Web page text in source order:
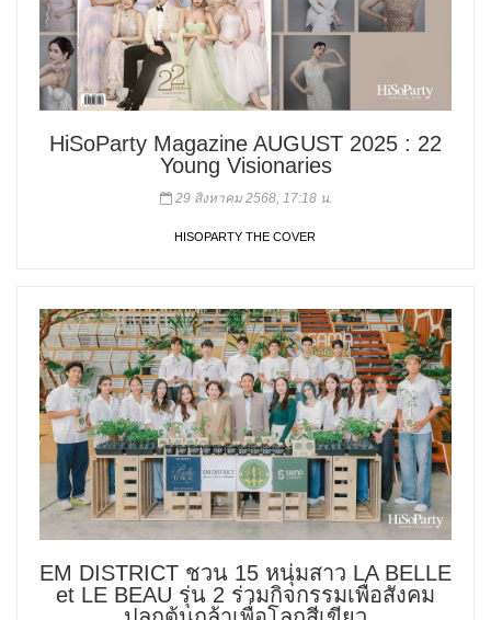
HiSoParty Magazine AUGUST 2025 : 22
Young Visionaries
29 สิงหาคม 2568, 17:18 น.
HISOPARTY THE COVER
EM DISTRICT ชวน 15 หนุ่มสาว LA BELLE
et LE BEAU รุ่น 2 ร่วมกิจกรรมเพื่อสังคม